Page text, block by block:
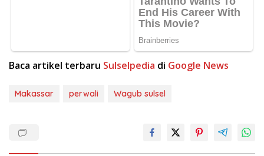
Baca artikel terbaru Sulselpedia di Google News
Makassar perwali Wagub sulsel